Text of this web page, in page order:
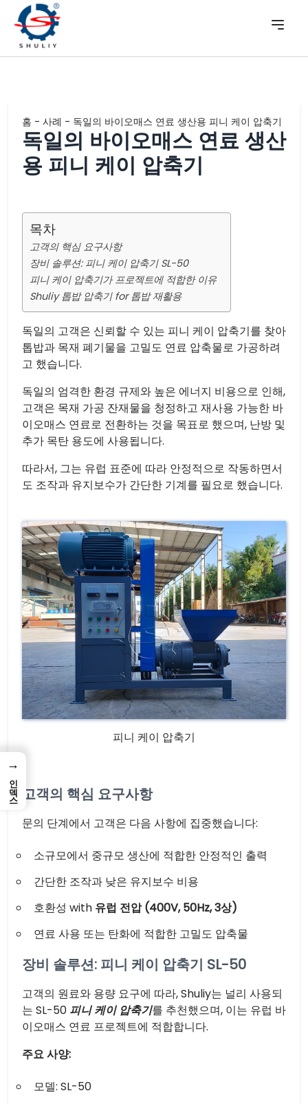
홈 - 사례 - 독일의 바이오매스 연료 생산용 피니 케이 압축기
독일의 바이오매스 연료 생산
용 피니 케이 압축기
목차
고객의 핵심 요구사항
장비 솔루션: 피니 케이 압축기 SL-50
피니 케이 압축기가 프로젝트에 적합한 이유
Shuliy 톱밥 압축기 for 톱밥 재활용
독일의 고객은 신뢰할 수 있는 피니 케이 압축기를 찾아
톱밥과 목재 폐기물을 고밀도 연료 압축물로 가공하려
고 했습니다.
독일의 엄격한 환경 규제와 높은 에너지 비용으로 인해,
고객은 목재 가공 잔재물을 청정하고 재사용 가능한 바
이오매스 연료로 전환하는 것을 목표로 했으며, 난방 및
추가 목탄 용도에 사용됩니다.
따라서, 그는 유럽 표준에 따라 안정적으로 작동하면서
도 조작과 유지보수가 간단한 기계를 필요로 했습니다.
피니 케이 압축기
고객의 핵심 요구사항
문의 단계에서 고객은 다음 사항에 집중했습니다:
소규모에서 중규모 생산에 적합한 안정적인 출력
간단한 조작과 낮은 유지보수 비용
호환성 with 유럽 전압 (400V, 50Hz, 3상)
연료 사용 또는 탄화에 적합한 고밀도 압축물
장비 솔루션: 피니 케이 압축기 SL-50
고객의 원료와 용량 요구에 따라, Shuliy는 널리 사용되
는 SL-50 피니 케이 압축기를 추천했으며, 이는 유럽 바
이오매스 연료 프로젝트에 적합합니다.
주요 사양:
모델: SL-50
→
인덱스